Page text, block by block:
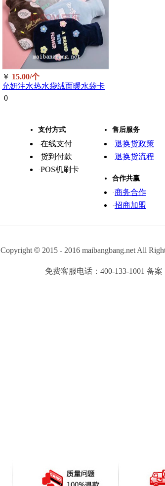
￥ 15.00/个
允妍注水热水袋绒面暖水袋卡
通兔绒暖宝宝小号300ml(款式
0
支付方式
·在线支付
·货到付款
·POS机刷卡
售后服务
·退换货政策
·退换货流程
合作共赢
·商务合作
·招商加盟
Copyright © 2015 - 2016 maibangbang.net All
免费客服电话：400-133-1001 备案